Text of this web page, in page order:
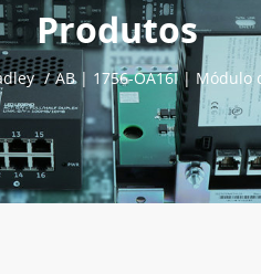
Produtos
/ AB | 1756-OA16I | Módulo